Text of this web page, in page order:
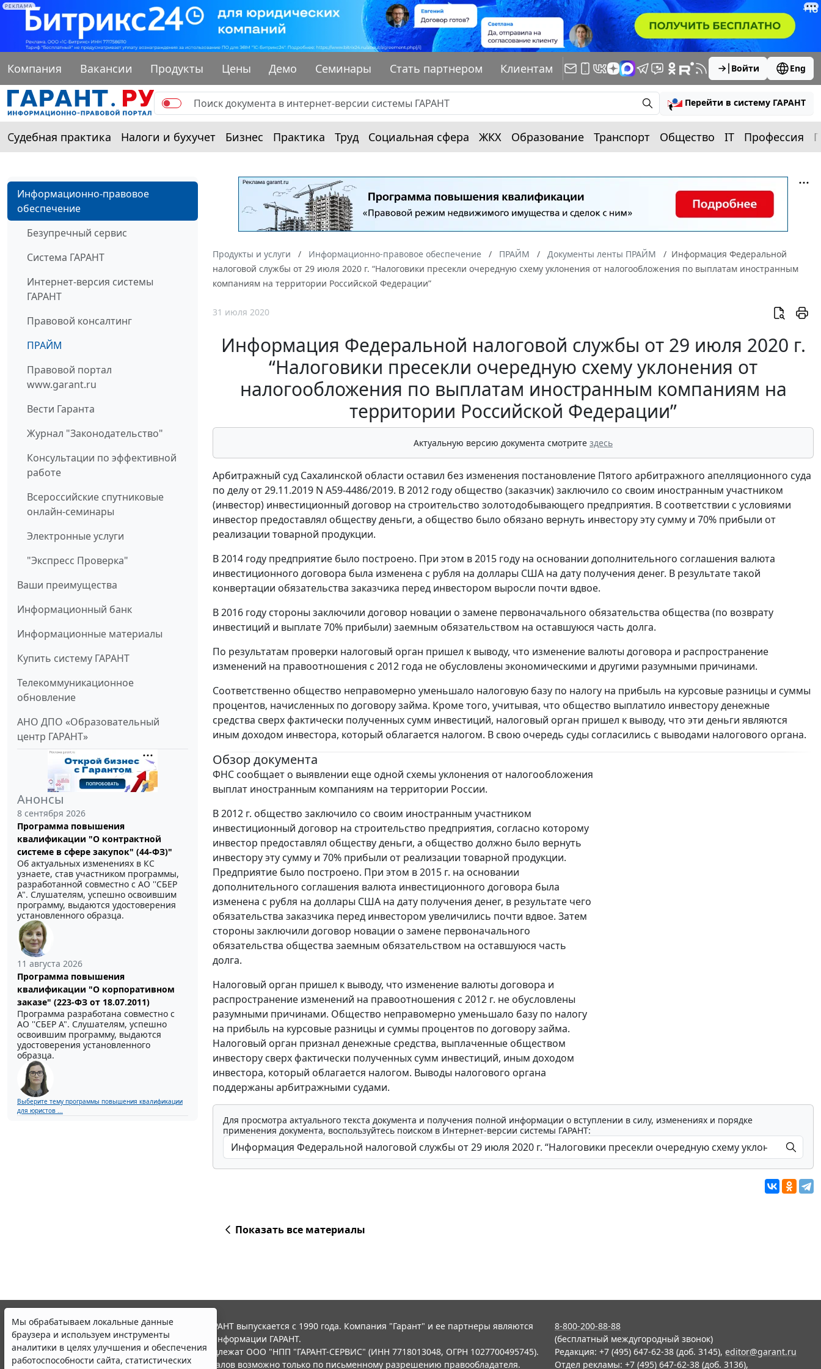
РЕКЛАМА
Компания Вакансии Продукты Цены Демо Семинары Стать партнером Клиентам Войти Eng
Перейти в систему ГАРАНТ
Судебная практика Налоги и бухучет Бизнес Практика Труд Социальная сфера ЖКХ Образование Транспорт Общество IT Профессия
Информационно-правовое
обеспечение
Безупречный сервис
Система ГАРАНТ
Интернет-версия системы
ГАРАНТ
Правовой консалтинг
ПРАЙМ
Правовой портал
www.garant.ru
Вести Гаранта
Журнал "Законодательство"
Консультации по эффективной
работе
Всероссийские спутниковые
онлайн-семинары
Электронные услуги
"Экспресс Проверка"
Ваши преимущества
Информационный банк
Информационные материалы
Купить систему ГАРАНТ
Телекоммуникационное
обновление
АНО ДПО «Образовательный
центр ГАРАНТ»
Анонсы
8 сентября 2026
Программа повышения
квалификации "О контрактной
системе в сфере закупок" (44-ФЗ)"
Об актуальных изменениях в КС
узнаете, став участником программы,
разработанной совместно с АО ''СБЕР
А". Слушателям, успешно освоившим
программу, выдаются удостоверения
установленного образца.
11 августа 2026
Программа повышения
квалификации "О корпоративном
заказе" (223-ФЗ от 18.07.2011)
Программа разработана совместно с
АО ''СБЕР А". Слушателям, успешно
освоившим программу, выдаются
удостоверения установленного
образца.
Выберите тему программы повышения квалификации
для юристов ...
Продукты и услуги Информационно-правовое обеспечение ПРАЙМ Документы ленты ПРАЙМ
Информация Федеральной
налоговой службы от 29 июля 2020 г. “Налоговики пресекли очередную схему уклонения от налогообложения по выплатам иностранным
компаниям на территории Российской Федерации”
31 июля 2020
Информация Федеральной налоговой службы от 29 июля 2020 г.
“Налоговики пресекли очередную схему уклонения от
налогообложения по выплатам иностранным компаниям на
территории Российской Федерации”
Актуальную версию документа смотрите здесь
Арбитражный суд Сахалинской области оставил без изменения постановление Пятого арбитражного апелляционного суда
по делу от 29.11.2019 N А59-4486/2019. В 2012 году общество (заказчик) заключило со своим иностранным участником
(инвестор) инвестиционный договор на строительство золотодобывающего предприятия. В соответствии с условиями
инвестор предоставлял обществу деньги, а общество было обязано вернуть инвестору эту сумму и 70% прибыли от
реализации товарной продукции.
В 2014 году предприятие было построено. При этом в 2015 году на основании дополнительного соглашения валюта
инвестиционного договора была изменена с рубля на доллары США на дату получения денег. В результате такой
конвертации обязательства заказчика перед инвестором выросли почти вдвое.
В 2016 году стороны заключили договор новации о замене первоначального обязательства общества (по возврату
инвестиций и выплате 70% прибыли) заемным обязательством на оставшуюся часть долга.
По результатам проверки налоговый орган пришел к выводу, что изменение валюты договора и распространение
изменений на правоотношения с 2012 года не обусловлены экономическими и другими разумными причинами.
Соответственно общество неправомерно уменьшало налоговую базу по налогу на прибыль на курсовые разницы и суммы
процентов, начисленных по договору займа. Кроме того, учитывая, что общество выплатило инвестору денежные
средства сверх фактически полученных сумм инвестиций, налоговый орган пришел к выводу, что эти деньги являются
иным доходом инвестора, который облагается налогом. В свою очередь суды согласились с выводами налогового органа.
Обзор документа
ФНС сообщает о выявлении еще одной схемы уклонения от налогообложения
выплат иностранным компаниям на территории России.
В 2012 г. общество заключило со своим иностранным участником
инвестиционный договор на строительство предприятия, согласно которому
инвестор предоставлял обществу деньги, а общество должно было вернуть
инвестору эту сумму и 70% прибыли от реализации товарной продукции.
Предприятие было построено. При этом в 2015 г. на основании
дополнительного соглашения валюта инвестиционного договора была
изменена с рубля на доллары США на дату получения денег, в результате чего
обязательства заказчика перед инвестором увеличились почти вдвое. Затем
стороны заключили договор новации о замене первоначального
обязательства общества заемным обязательством на оставшуюся часть
долга.
Налоговый орган пришел к выводу, что изменение валюты договора и
распространение изменений на правоотношения с 2012 г. не обусловлены
разумными причинами. Общество неправомерно уменьшало базу по налогу
на прибыль на курсовые разницы и суммы процентов по договору займа.
Налоговый орган признал денежные средства, выплаченные обществом
инвестору сверх фактически полученных сумм инвестиций, иным доходом
инвестора, который облагается налогом. Выводы налогового органа
поддержаны арбитражными судами.
Для просмотра актуального текста документа и получения полной информации о вступлении в силу, изменениях и порядке
применения документа, воспользуйтесь поиском в Интернет-версии системы ГАРАНТ:
Показать все материалы
Мы обрабатываем локальные данные
браузера и используем инструменты
аналитики в целях улучшения и обеспечения
работоспособности сайта, статистических
© ООО "НПП "ГАРАНТ-СЕРВИС", 2026. Система ГАРАНТ выпускается с 1990 года. Компания "Гарант" и ее партнеры являются
участниками Российской ассоциации правовой информации ГАРАНТ.
Все права на материалы сайта ГАРАНТ.РУ принадлежат ООО "НПП "ГАРАНТ-СЕРВИС" (ИНН 7718013048, ОГРН 1027700495745).
Полное или частичное воспроизведение материалов возможно только по письменному разрешению правообладателя.
8-800-200-88-88
(бесплатный междугородный звонок)
Редакция: +7 (495) 647-62-38 (доб. 3145), editor@garant.ru
Отдел рекламы: +7 (495) 647-62-38 (доб. 3136),